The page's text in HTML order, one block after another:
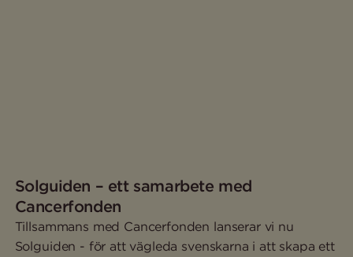
Solguiden – ett samarbete med
Cancerfonden
Tillsammans med Cancerfonden lanserar vi nu
Solguiden - för att vägleda svenskarna i att skapa ett